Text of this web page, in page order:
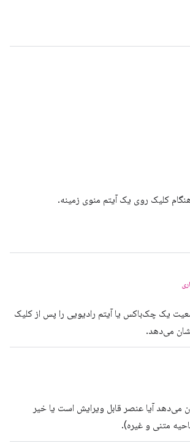
کلیک روی یک آیتم منوی زمینه.
یک چک‌باکس یا آیتم رادیویی را پس از کلیک
می‌دهد.
می‌دهد آیا عنصر قابل ویرایش است یا خیر
متنی و غیره).